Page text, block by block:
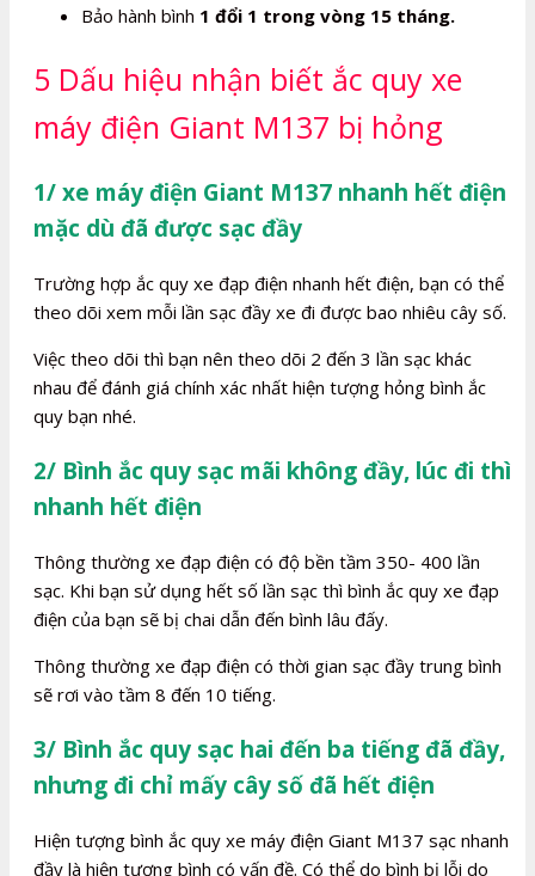
Bảo hành bình 1 đổi 1 trong vòng 15 tháng.
5 Dấu hiệu nhận biết ắc quy xe
máy điện Giant M137 bị hỏng
1/ xe máy điện Giant M137 nhanh hết điện
mặc dù đã được sạc đầy
Trường hợp ắc quy xe đạp điện nhanh hết điện, bạn có thể
theo dõi xem mỗi lần sạc đầy xe đi được bao nhiêu cây số.
Việc theo dõi thì bạn nên theo dõi 2 đến 3 lần sạc khác
nhau để đánh giá chính xác nhất hiện tượng hỏng bình ắc
quy bạn nhé.
2/ Bình ắc quy sạc mãi không đầy, lúc đi thì
nhanh hết điện
Thông thường xe đạp điện có độ bền tầm 350- 400 lần
sạc. Khi bạn sử dụng hết số lần sạc thì bình ắc quy xe đạp
điện của bạn sẽ bị chai dẫn đến bình lâu đấy.
Thông thường xe đạp điện có thời gian sạc đầy trung bình
sẽ rơi vào tầm 8 đến 10 tiếng.
3/ Bình ắc quy sạc hai đến ba tiếng đã đầy,
nhưng đi chỉ mấy cây số đã hết điện
Hiện tượng bình ắc quy xe máy điện Giant M137 sạc nhanh
đầy là hiện tượng bình có vấn đề. Có thể do bình bị lỗi do